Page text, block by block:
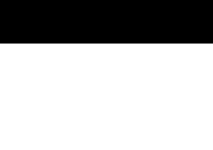
事